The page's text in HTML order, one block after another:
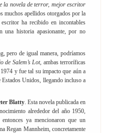
la novela de terror, mejor escritor
muchos apellidos otorgados por la
ha recibido en incontables
una historia apasionante, por no
pero de igual manera, podríamos
de Salem’s Lot, ambas terroríficas
y fue tal su impacto que aún a
Unidos, llegando incluso a
Blatty. Esta novela publicada en
alrededor del año 1950,
ya mencionaron que un
Regan Mannheim, concretamente